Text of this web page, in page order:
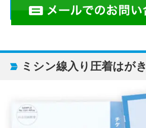
ミシン線入り圧着はがき